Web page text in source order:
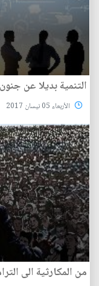
التنمية بديلا عن
الأربعاء 05 نيسان 2017
من المكارثية الى